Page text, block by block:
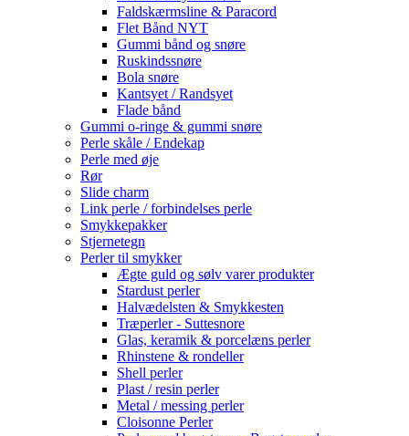
Faldskærmsline & Paracord
Flet Bånd NYT
Gummi bånd og snøre
Ruskindssnøre
Bola snøre
Kantsyet / Randsyet
Flade bånd
Gummi o-ringe & gummi snøre
Perle skåle / Endekap
Perle med øje
Rør
Slide charm
Link perle / forbindelses perle
Smykkepakker
Stjernetegn
Perler til smykker
Ægte guld og sølv varer produkter
Stardust perler
Halvædelsten & Smykkesten
Træperler - Suttesnore
Glas, keramik & porcelæns perler
Rhinstene & rondeller
Shell perler
Plast / resin perler
Metal / messing perler
Cloisonne Perler